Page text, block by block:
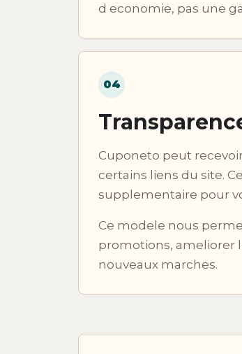
d economie, pas une
04
Cuponeto peut
certains liens du site.
supplementaire pour
Ce modele nous
promotions, ameliorer
nouveaux marches.